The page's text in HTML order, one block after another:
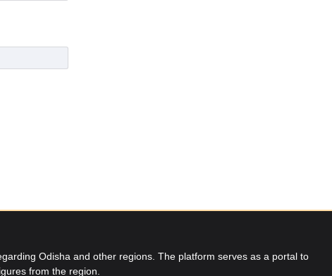
Odisha and other regions. The platform serves as a portal to
from the region.